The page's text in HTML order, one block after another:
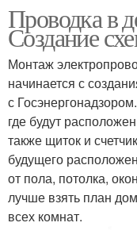
Проводка в
Создание
Монтаж
начинается с
с
где будут
также щиток и
будущего
от пола, потолка,
лучше взять план
всех комнат.